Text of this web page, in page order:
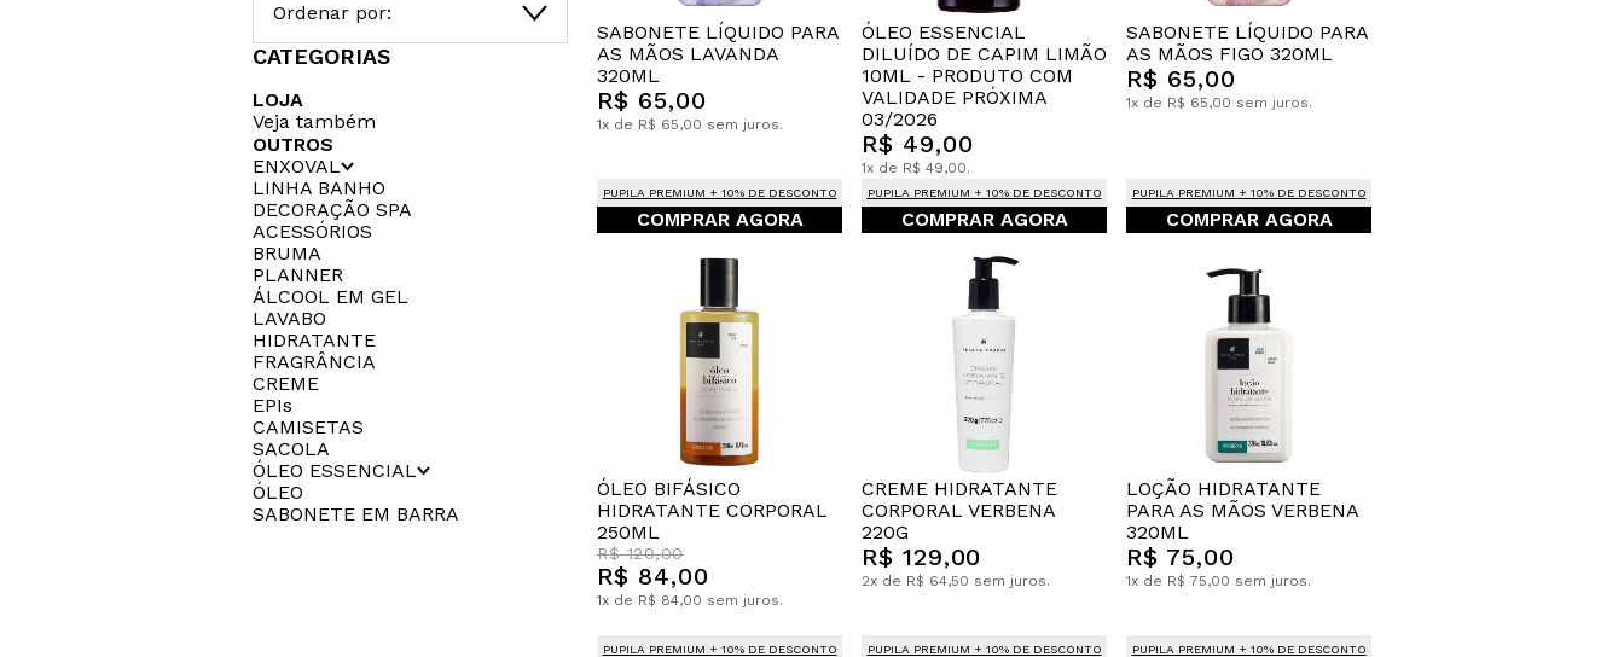
Ordenar por:
CATEGORIAS
LOJA
Veja também
OUTROS
ENXOVAL
LINHA BANHO
DECORAÇÃO SPA
ACESSÓRIOS
BRUMA
PLANNER
ÁLCOOL EM GEL
LAVABO
HIDRATANTE
FRAGRÂNCIA
CREME
EPIs
CAMISETAS
SACOLA
ÓLEO ESSENCIAL
ÓLEO
SABONETE EM BARRA
SABONETE LÍQUIDO PARA
AS MÃOS LAVANDA
320ML
R$ 65,00
1x de R$ 65,00 sem juros.
PUPILA PREMIUM + 10% DE DESCONTO
COMPRAR AGORA
ÓLEO ESSENCIAL
DILUÍDO DE CAPIM LIMÃO
10ML - PRODUTO COM
VALIDADE PRÓXIMA
03/2026
R$ 49,00
1x de R$ 49,00.
PUPILA PREMIUM + 10% DE DESCONTO
COMPRAR AGORA
SABONETE LÍQUIDO PARA
AS MÃOS FIGO 320ML
R$ 65,00
1x de R$ 65,00 sem juros.
PUPILA PREMIUM + 10% DE DESCONTO
COMPRAR AGORA
ÓLEO BIFÁSICO
HIDRATANTE CORPORAL
250ML
R$ 120,00
R$ 84,00
1x de R$ 84,00 sem juros.
PUPILA PREMIUM + 10% DE DESCONTO
CREME HIDRATANTE
CORPORAL VERBENA
220G
R$ 129,00
2x de R$ 64,50 sem juros.
PUPILA PREMIUM + 10% DE DESCONTO
LOÇÃO HIDRATANTE
PARA AS MÃOS VERBENA
320ML
R$ 75,00
1x de R$ 75,00 sem juros.
PUPILA PREMIUM + 10% DE DESCONTO